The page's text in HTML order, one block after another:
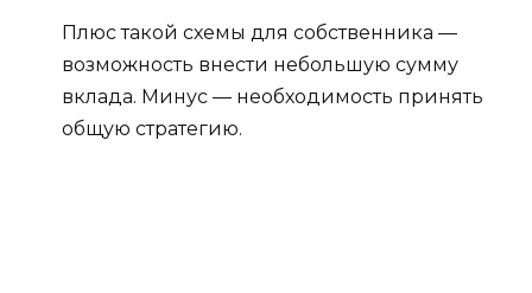
Плюс такой схемы для собственника —
возможность внести небольшую сумму
вклада. Минус — необходимость принять
общую стратегию.